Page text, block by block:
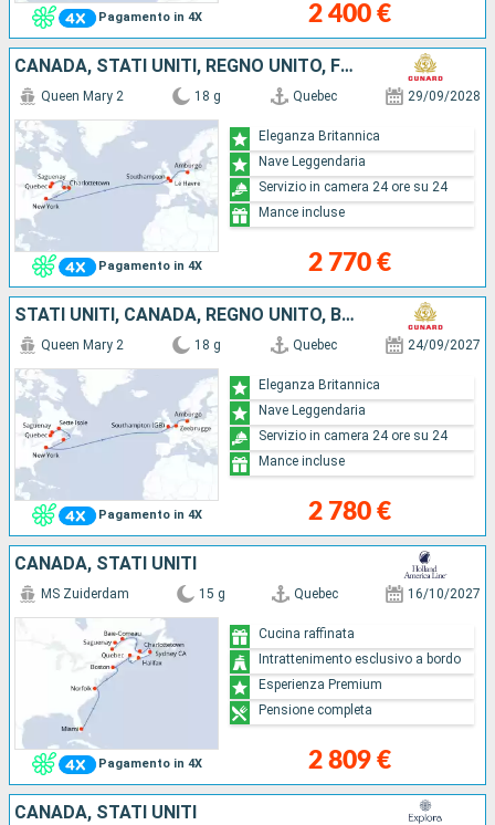
Pagamento in 4X 2 400 €
CANADA, STATI UNITI, REGNO UNITO, FRANCIA, GERMANIA
Pagamento in 4X
Queen Mary 2 18 g Quebec 29/09/2028
2 770 €
Eleganza Britannica
Nave Leggendaria
Servizio in camera 24 ore su 24
Mance incluse
STATI UNITI, CANADA, REGNO UNITO, BELGIO, GERMANIA
Pagamento in 4X
Queen Mary 2 18 g Quebec 24/09/2027
2 780 €
Eleganza Britannica
Nave Leggendaria
Servizio in camera 24 ore su 24
Mance incluse
CANADA, STATI UNITI
Pagamento in 4X
MS Zuiderdam 15 g Quebec 16/10/2027
2 809 €
Cucina raffinata
Intrattenimento esclusivo a bordo
Esperienza Premium
Pensione completa
CANADA, STATI UNITI